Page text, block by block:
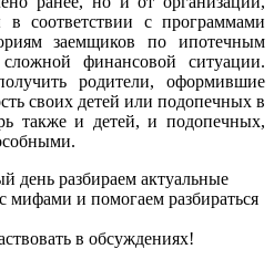
соответствии с программами
заемщиков по ипотечным
финансовой ситуации.
родители, оформившие
своих детей или подопечных в
также и детей, и подопечных,
день разбираем актуальные
мифами и помогаем разбираться
в обсуждениях!